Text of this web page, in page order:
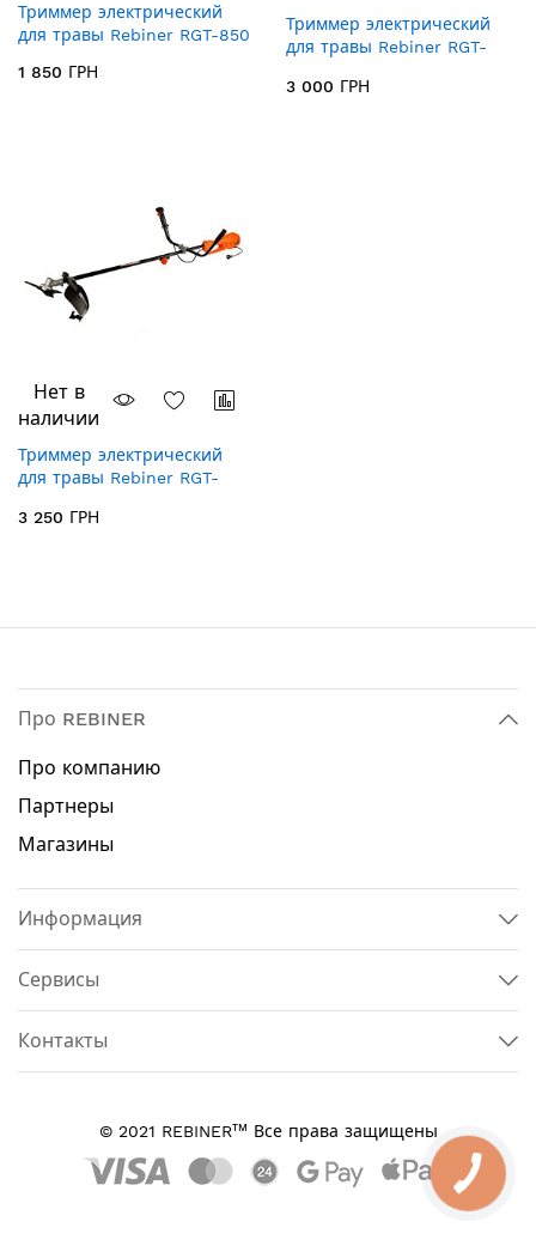
Триммер электрический
для травы Rebiner RGT-850
1 850 ГРН
Триммер электрический
для травы Rebiner RGT-
3 000 ГРН
Нет в
наличии
Триммер электрический
для травы Rebiner RGT-
3 250 ГРН
Про REBINER
Про компанию
Партнеры
Магазины
Информация
Сервисы
Контакты
© 2021 REBINERтм Все права защищены